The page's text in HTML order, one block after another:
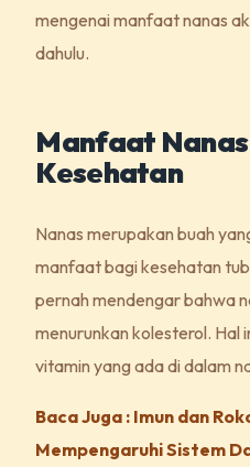
mengenai manfaat nanas
dahulu.
Manfaat
Kesehatan
Nanas merupakan buah
manfaat bagi kesehatan
pernah mendengar bahwa
menurunkan kolesterol. Hal
vitamin yang ada di dalam
Baca Juga : Imun dan
Mempengaruhi Sistem